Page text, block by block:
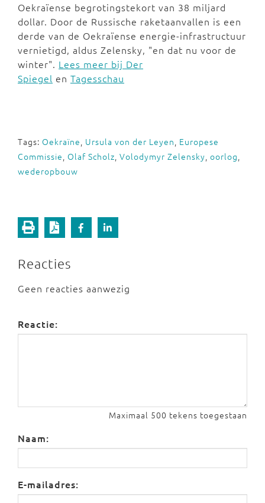
Oekraïense begrotingstekort van 38 miljard
dollar. Door de Russische raketaanvallen is een
derde van de Oekraïense energie-infrastructuur
vernietigd, aldus Zelensky, "en dat nu voor de
winter". Lees meer bij Der
Spiegel en Tagesschau
Tags: Oekraïne, Ursula von der Leyen, Europese
Commissie, Olaf Scholz, Volodymyr Zelensky, oorlog,
wederopbouw
Reacties
Geen reacties aanwezig
Reactie:
Maximaal 500 tekens toegestaan
Naam:
E-mailadres: